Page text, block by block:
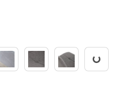
Working...